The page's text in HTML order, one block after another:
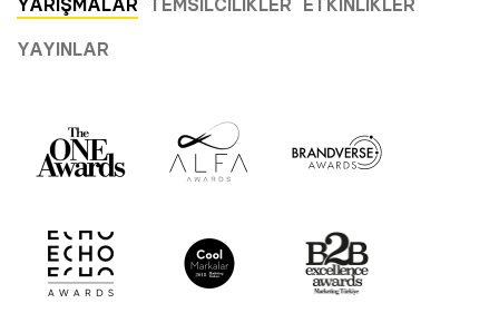
YAYINLAR